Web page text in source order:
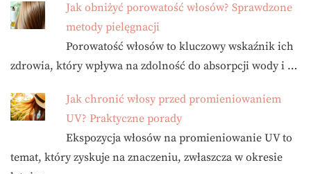
Jak obniżyć porowatość włosów? Sprawdzone
metody pielęgnacji
Porowatość włosów to kluczowy wskaźnik ich
zdrowia, który wpływa na zdolność do absorpcji wody i …
Jak chronić włosy przed promieniowaniem
UV? Praktyczne porady
Ekspozycja włosów na promieniowanie UV to
temat, który zyskuje na znaczeniu, zwłaszcza w okresie